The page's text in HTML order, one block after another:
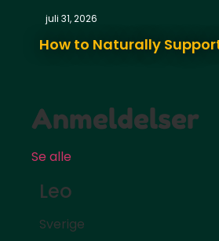
juli 31, 2026
How to Naturally
Anmeldelser
Se alle
Leo
Sverige